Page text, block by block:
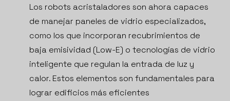
Los robots acristaladores son ahora capaces
de manejar paneles de vidrio especializados,
como los que incorporan recubrimientos de
baja emisividad (Low-E) o tecnologías de vidrio
inteligente que regulan la entrada de luz y
calor. Estos elementos son fundamentales para
lograr edificios más eficientes